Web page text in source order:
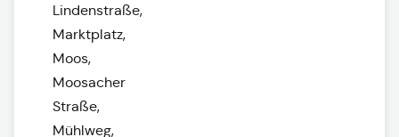
Lindenstraße,
Marktplatz,
Moos,
Moosacher
Straße,
Mühlweg,